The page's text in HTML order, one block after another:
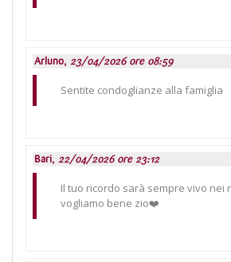
Arluno, 23/04/2026 ore 08:59
Sentite condoglianze alla famiglia
Bari, 22/04/2026 ore 23:12
Il tuo ricordo sarà sempre vivo nei
vogliamo bene zio❤️